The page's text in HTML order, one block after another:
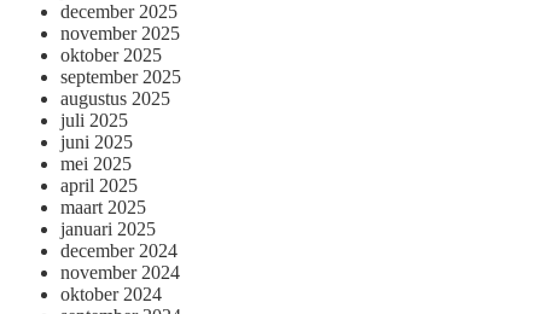
december 2025
november 2025
oktober 2025
september 2025
augustus 2025
juli 2025
juni 2025
mei 2025
april 2025
maart 2025
januari 2025
december 2024
november 2024
oktober 2024